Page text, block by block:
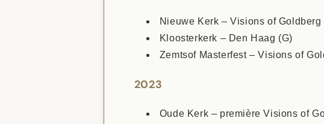
Nieuwe Kerk – Visions of
Kloosterkerk – Den Haag (G)
Zemtsof Masterfest – Visions of
2023
Oude Kerk – première Visions of